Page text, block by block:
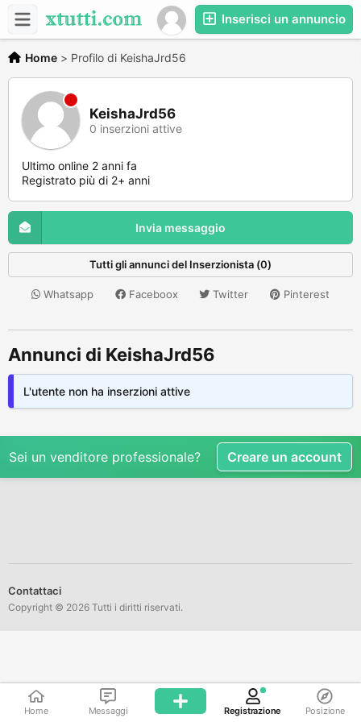
Inserisci un annuncio
Home > Profilo di KeishaJrd56
KeishaJrd56
0 inserzioni attive
Ultimo online 2 anni fa
Registrato più di 2+ anni
Invia messaggio
Tutti gli annunci del Inserzionista (0)
Whatsapp Faceboox Twitter Pinterest
Annunci di KeishaJrd56
L'utente non ha inserzioni attive
Sei un venditore professionale? Creare un account
Contattaci
Copyright © 2026 Tutti i diritti riservati.
Home Messaggi Registrazione Posizione